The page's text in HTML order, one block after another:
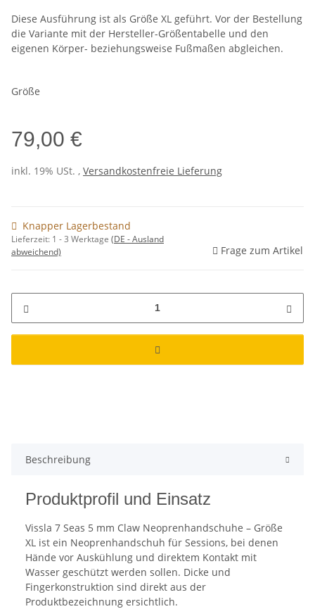
Diese Ausführung ist als Größe XL geführt. Vor der Bestellung
die Variante mit der Hersteller-Größentabelle und den
eigenen Körper- beziehungsweise Fußmaßen abgleichen.
Größe
79,00 €
inkl. 19% USt. , Versandkostenfreie Lieferung
Knapper Lagerbestand
Lieferzeit: 1 - 3 Werktage (DE - Ausland
abweichend)
Frage zum Artikel
Beschreibung
Produktprofil und Einsatz
Vissla 7 Seas 5 mm Claw Neoprenhandschuhe – Größe
XL ist ein Neoprenhandschuh für Sessions, bei denen
Hände vor Auskühlung und direktem Kontakt mit
Wasser geschützt werden sollen. Dicke und
Fingerkonstruktion sind direkt aus der
Produktbezeichnung ersichtlich.